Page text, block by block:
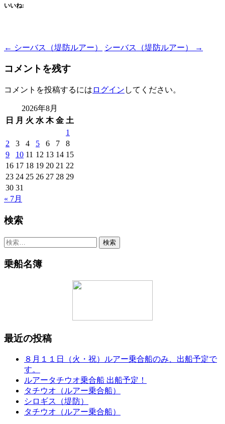
いいね:
Post
navigation
← シーバス（堤防ルアー） シーバス（堤防ルアー） →
コメントを残す
コメントを投稿するには ログイン してください。
2026年8月
日
月 火 水 木 金 土
1
2
3 4 5 6 7
8
9
10 11 12 13 14 15
16 17 18 19 20 21 22
23 24 25 26 27 28 29
30 31
« 7月
検索
検
乗船名簿
最近の投稿
８月１１日（火・祝）ルアー乗合船のみ、出船予定で
す。
ルアータチウオ乗合船 出船予定！
タチウオ（ルアー乗合船）
シロギス（堤防）
タチウオ（ルアー乗合船）